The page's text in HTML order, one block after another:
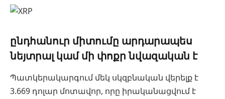
ընդհանուր միտումը արդարապես
նեյտրալ կամ մի փոքր նվազական է
Պատկերակարգում մեկ սկզբնական վերելք է
3.669 դոլար մոտավոր, որը իրականացվում է